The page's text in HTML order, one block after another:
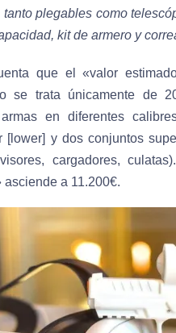
tanto plegables como
kit de armero y
que el «valor
se trata únicamente de
en diferentes
[lower] y dos conjuntos
cargadores,
a 11.200€.